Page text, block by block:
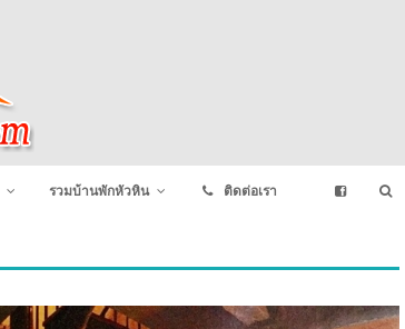
รวมบ้านพักหัวหิน ติดต่อเรา